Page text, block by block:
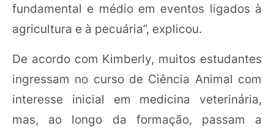
fundamental e médio em eventos ligados à
agricultura e à pecuária”, explicou.
De acordo com Kimberly, muitos estudantes
ingressam no curso de Ciência Animal com
interesse inicial em medicina veterinária,
mas, ao longo da formação, passam a